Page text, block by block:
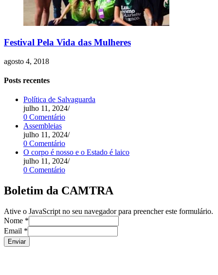
Festival Pela Vida das Mulheres
agosto 4, 2018
Posts recentes
Política de Salvaguarda
julho 11, 2024/
0 Comentário
Assembleias
julho 11, 2024/
0 Comentário
O corpo é nosso e o Estado é laico
julho 11, 2024/
0 Comentário
Boletim da CAMTRA
Ative o JavaScript no seu navegador para preencher este formulário.
Nome *
Email *
Enviar